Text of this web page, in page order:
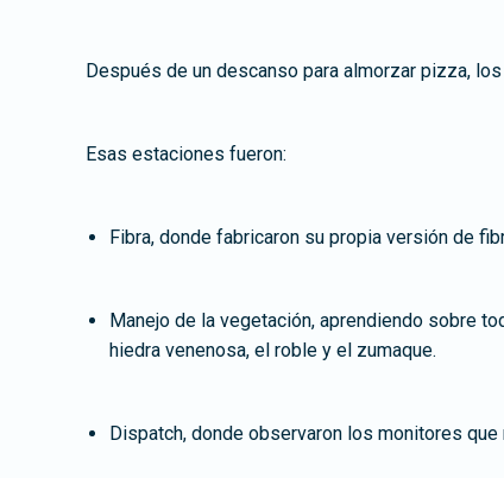
Después de un descanso para almorzar pizza,
Esas estaciones fueron:
Fibra, donde fabricaron su propia versión de
Manejo de la vegetación, aprendiendo sobre
hiedra venenosa, el roble y el zumaque.
Dispatch, donde observaron los monitores